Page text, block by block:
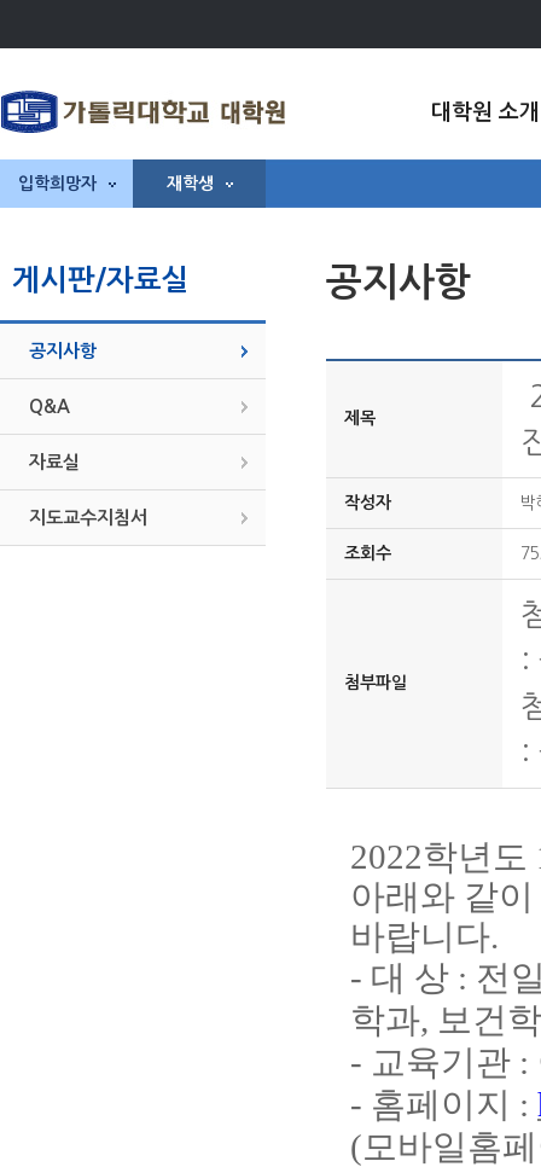
대학원 소개
입학희망자 재학생
게시판/자료실
공지사항
Q&A
자료실
지도교수지침서
공지사항
제목
작성자 박
조회수
첨부파일
:
:
2022학년도
아래와 같
바랍니다.
- 대 상 : 전
학과, 보건
- 교육기관 :
- 홈페이지 :
(모바일홈